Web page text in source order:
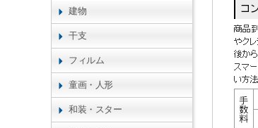
建物
干支
フィルム
童画・人形
和装・スター